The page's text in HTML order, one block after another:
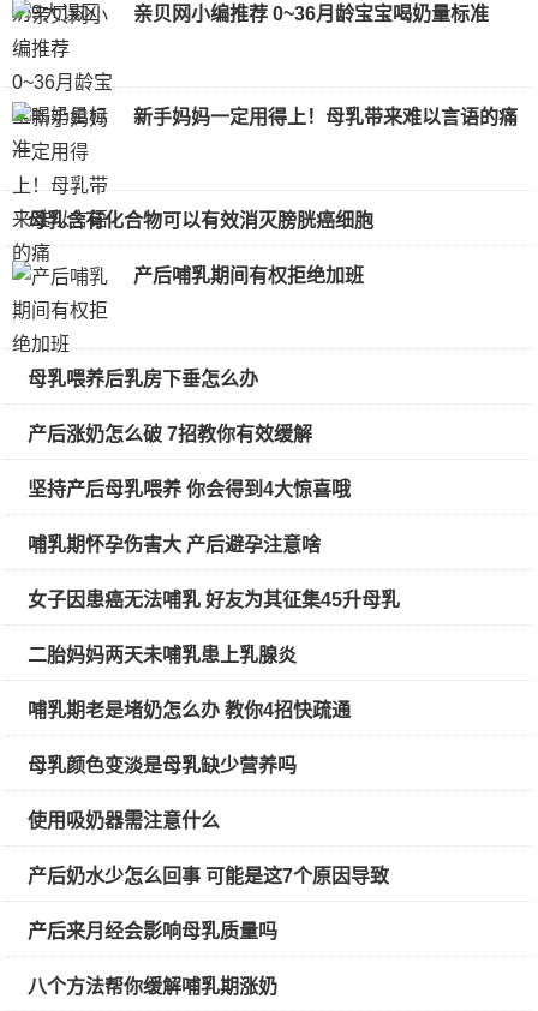
亲贝网小编推荐 0~36月龄宝宝喝奶量标准
新手妈妈一定用得上！母乳带来难以言语的痛
母乳含有化合物可以有效消灭膀胱癌细胞
产后哺乳期间有权拒绝加班
母乳喂养后乳房下垂怎么办
产后涨奶怎么破 7招教你有效缓解
坚持产后母乳喂养 你会得到4大惊喜哦
哺乳期怀孕伤害大 产后避孕注意啥
女子因患癌无法哺乳 好友为其征集45升母乳
二胎妈妈两天未哺乳患上乳腺炎
哺乳期老是堵奶怎么办 教你4招快疏通
母乳颜色变淡是母乳缺少营养吗
使用吸奶器需注意什么
产后奶水少怎么回事 可能是这7个原因导致
产后来月经会影响母乳质量吗
八个方法帮你缓解哺乳期涨奶